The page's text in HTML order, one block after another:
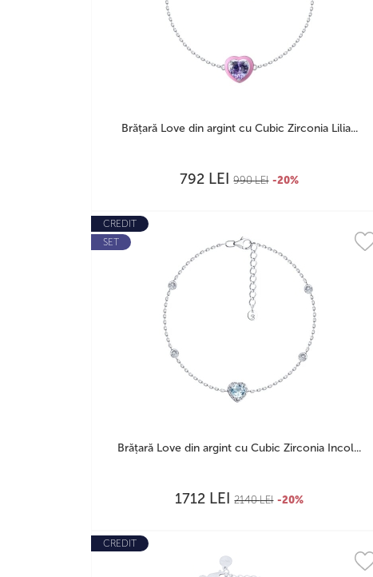
Brățară Love din argint cu Cubic Zirconia Lilia...
792 LEI 990LEI -20%
CREDIT
SET
Brățară Love din argint cu Cubic Zirconia Incol...
1712 LEI 2140LEI -20%
CREDIT